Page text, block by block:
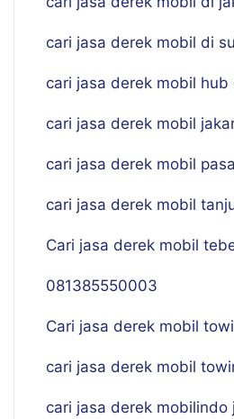
cari jasa derek mobil di
cari jasa derek mobil
cari jasa derek mobil
cari jasa derek mobil
cari jasa derek mobil
Cari jasa derek mobil
081385550003
Cari jasa derek mobil
cari jasa derek mobil
cari jasa derek mobilindo